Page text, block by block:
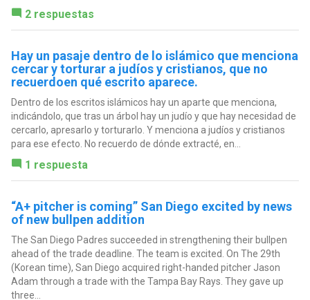
2 respuestas
Hay un pasaje dentro de lo islámico que menciona
cercar y torturar a judíos y cristianos, que no
recuerdoen qué escrito aparece.
Dentro de los escritos islámicos hay un aparte que menciona,
indicándolo, que tras un árbol hay un judío y que hay necesidad de
cercarlo, apresarlo y torturarlo. Y menciona a judíos y cristianos
para ese efecto. No recuerdo de dónde extracté, en...
1 respuesta
“A+ pitcher is coming” San Diego excited by news
of new bullpen addition
The San Diego Padres succeeded in strengthening their bullpen
ahead of the trade deadline. The team is excited. On The 29th
(Korean time), San Diego acquired right-handed pitcher Jason
Adam through a trade with the Tampa Bay Rays. They gave up
three...